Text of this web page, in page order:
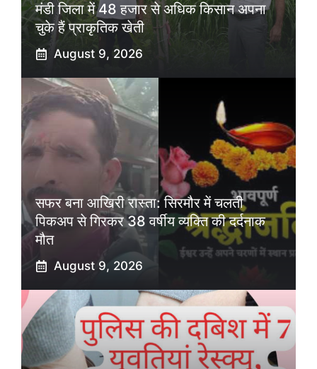
मंडी जिला में 48 हजार से अधिक किसान अपना
चुके हैं प्राकृतिक खेती
August 9, 2026
सफर बना आखिरी रास्ता: सिरमौर में चलती
पिकअप से गिरकर 38 वर्षीय व्यक्ति की दर्दनाक
मौत
August 9, 2026